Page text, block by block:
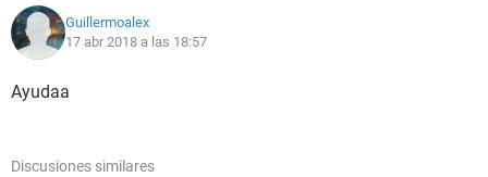
Guillermoalex
17 abr 2018 a las 18:57
Ayudaa
Discusiones similares